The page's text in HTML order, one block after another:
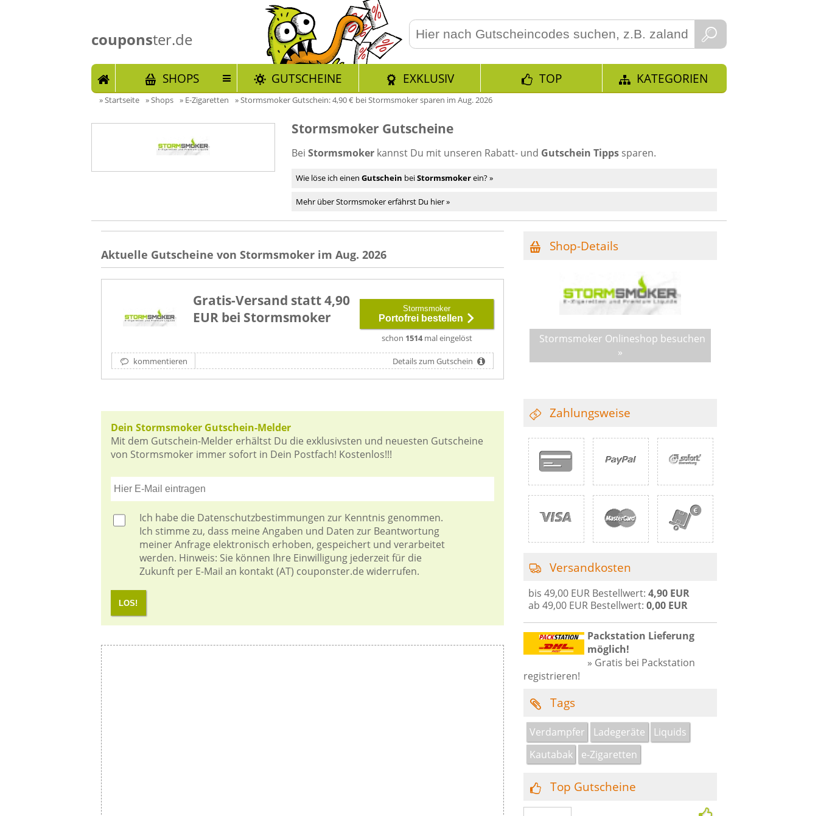
couponster.de
START SHOPS GUTSCHEINE EXKLUSIV TOP KATEGORIEN
»Startseite »Shops » E-Zigaretten »Stormsmoker Gutschein: 4,90 € bei Stormsmoker sparen im Aug. 2026
Stormsmoker Gutscheine
BeiStormsmoker kannst Du mit unseren Rabatt- und Gutschein Tipps sparen.
Wie löse ich einen Gutschein beiStormsmokerein? »
Mehr über Stormsmoker erfährst Du hier »
Aktuelle Gutscheine von Stormsmoker im Aug. 2026
Gratis-Versand statt 4,90
EUR bei Stormsmoker
Stormsmoker
Portofrei bestellen
schon 1514mal eingelöst
kommentieren Details zum Gutschein
Dein Stormsmoker Gutschein-Melder
Mit dem Gutschein-Melder erhältst Du die exklusivsten und neuesten Gutscheine
von Stormsmoker immer sofort in Dein Postfach! Kostenlos!!!
Ich habe die Datenschutzbestimmungen zur Kenntnis genommen.
Ich stimme zu, dass meine Angaben und Daten zur Beantwortung
meiner Anfrage elektronisch erhoben, gespeichert und verarbeitet
werden. Hinweis: Sie können Ihre Einwilligung jederzeit für die
Zukunft per E-Mail an kontakt (AT) couponster.de widerrufen.
LOS!
Shop-Details
Stormsmoker Onlineshop besuchen
»
Zahlungsweise
Versandkosten
bis 49,00 EUR Bestellwert: 4,90 EUR
ab 49,00 EUR Bestellwert: 0,00 EUR
Packstation Lieferung
möglich!
» Gratis bei Packstation
registrieren!
Tags
Verdampfer Ladegeräte
Liquids
Kautabak
e-Zigaretten
Top Gutscheine